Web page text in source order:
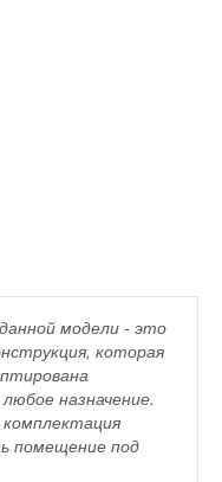
модели - это
которая
назначение.
помещение под